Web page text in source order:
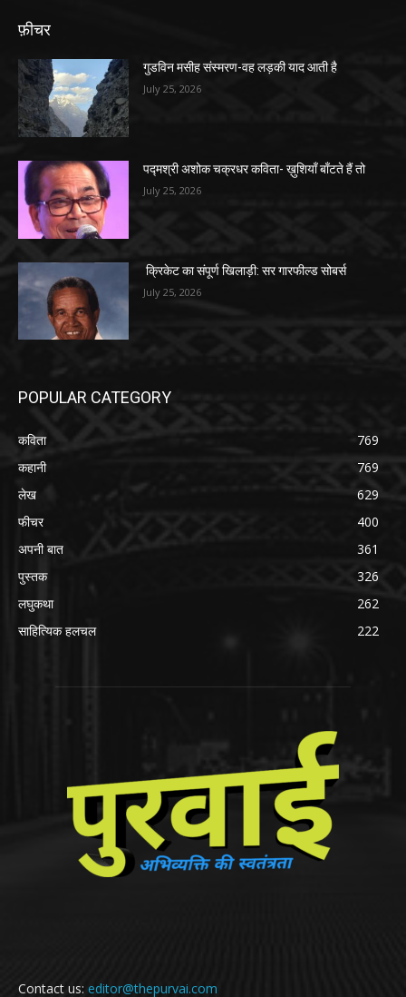
फ़ीचर
गुडविन मसीह संस्मरण-वह लड़की याद आती है
July 25, 2026
पद्मश्री अशोक चक्रधर कविता- ख़ुशियाँ बाँटते हैं तो
July 25, 2026
क्रिकेट का संपूर्ण खिलाड़ी: सर गारफील्ड सोबर्स
July 25, 2026
POPULAR CATEGORY
कविता
769
कहानी
769
लेख
629
फीचर
400
अपनी बात
361
पुस्तक
326
लघुकथा
262
साहित्यिक हलचल
222
Contact us: editor@thepurvai.com